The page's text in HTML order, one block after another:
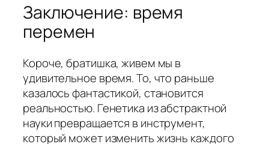
Заключение: время
перемен
Короче, братишка, живем мы в
удивительное время. То, что раньше
казалось фантастикой, становится
реальностью. Генетика из абстрактной
науки превращается в инструмент,
который может изменить жизнь каждого